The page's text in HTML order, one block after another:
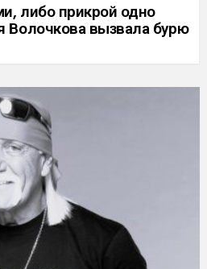
либо прикрой одно
Волочкова вызвала бурю